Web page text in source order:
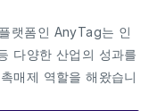
랫폼인 AnyTag는 인
다양한 산업의 성과를
매제 역할을 해왔습니